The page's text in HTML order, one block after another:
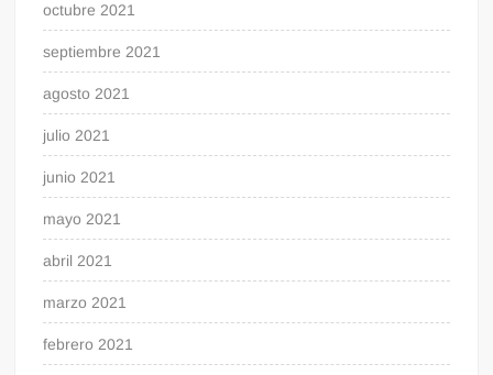
octubre 2021
septiembre 2021
agosto 2021
julio 2021
junio 2021
mayo 2021
abril 2021
marzo 2021
febrero 2021